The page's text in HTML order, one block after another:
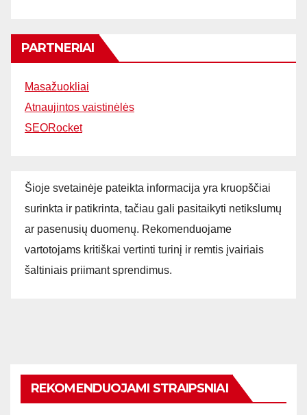
PARTNERIAI
Masažuokliai
Atnaujintos vaistinėlės
SEORocket
Šioje svetainėje pateikta informacija yra kruopščiai
surinkta ir patikrinta, tačiau gali pasitaikyti netikslumų
ar pasenusių duomenų. Rekomenduojame
vartotojams kritiškai vertinti turinį ir remtis įvairiais
šaltiniais priimant sprendimus.
REKOMENDUOJAMI STRAIPSNIAI